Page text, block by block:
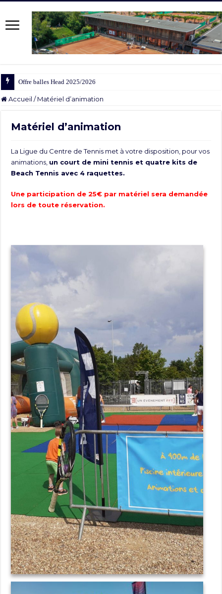
Offre balles Head 2025/2026
Accueil / Matériel d’animation
Matériel d’animation
La Ligue du Centre de Tennis met à votre disposition, pour vos
animations, un court de mini tennis et quatre kits de
Beach Tennis avec 4 raquettes.
Une participation de 25€ par matériel sera demandée
lors de toute réservation.